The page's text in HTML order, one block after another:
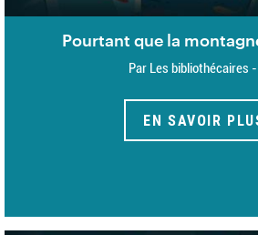
Pourtant que la
Par Les bibliothécaires
EN SAVOIR